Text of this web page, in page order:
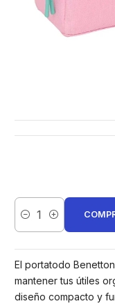
Cantidad
El portatodo
mantener tus útiles
diseño compacto y